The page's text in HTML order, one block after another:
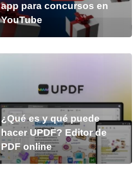
app para concursos en
YouTube
¿Qué es y qué puede
hacer UPDF? Editor de
PDF online